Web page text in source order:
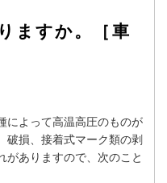
ますか。［車
によって高温高圧のものが
破損、接着式マーク類の剥
がありますので、次のこと